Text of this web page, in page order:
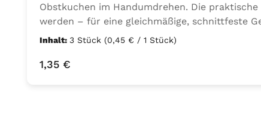
Obstkuchen im Handumdrehen. Die
werden – für eine gleichmäßige, schnittfeste
Nachsüßen notwendig ✅ Schnell gelierend &
Wasser oder verdünntem Fruchtsaft unter
Inhalt: 3 Stück (0,45 € / 1 Stück)
Regulärer Preis:
1,35 €